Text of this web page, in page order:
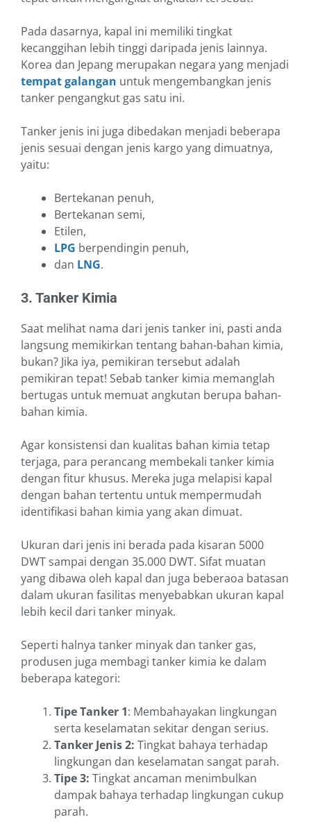
Pada dasarnya, kapal ini memiliki tingkat
kecanggihan lebih tinggi daripada jenis lainnya.
Korea dan Jepang merupakan negara yang menjadi
tempat galangan untuk mengembangkan jenis
tanker pengangkut gas satu ini.
Tanker jenis ini juga dibedakan menjadi beberapa
jenis sesuai dengan jenis kargo yang dimuatnya,
yaitu:
Bertekanan penuh,
Bertekanan semi,
Etilen,
LPG berpendingin penuh,
dan LNG.
3. Tanker Kimia
Saat melihat nama dari jenis tanker ini, pasti anda
langsung memikirkan tentang bahan-bahan kimia,
bukan? Jika iya, pemikiran tersebut adalah
pemikiran tepat! Sebab tanker kimia memanglah
bertugas untuk memuat angkutan berupa bahan-
bahan kimia.
Agar konsistensi dan kualitas bahan kimia tetap
terjaga, para perancang membekali tanker kimia
dengan fitur khusus. Mereka juga melapisi kapal
dengan bahan tertentu untuk mempermudah
identifikasi bahan kimia yang akan dimuat.
Ukuran dari jenis ini berada pada kisaran 5000
DWT sampai dengan 35.000 DWT. Sifat muatan
yang dibawa oleh kapal dan juga beberaoa batasan
dalam ukuran fasilitas menyebabkan ukuran kapal
lebih kecil dari tanker minyak.
Seperti halnya tanker minyak dan tanker gas,
produsen juga membagi tanker kimia ke dalam
beberapa kategori:
Tipe Tanker 1: Membahayakan lingkungan
serta keselamatan sekitar dengan serius.
Tanker Jenis 2: Tingkat bahaya terhadap
lingkungan dan keselamatan sangat parah.
Tipe 3: Tingkat ancaman menimbulkan
dampak bahaya terhadap lingkungan cukup
parah.